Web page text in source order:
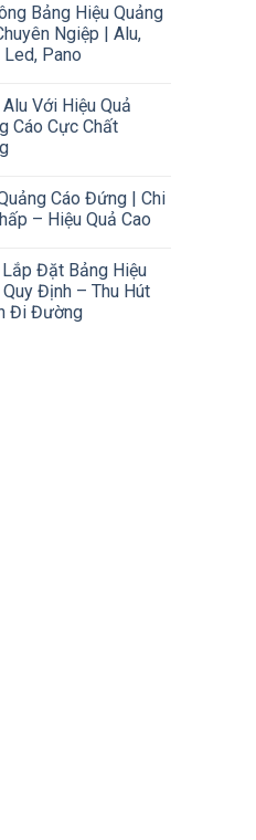
Bảng Hiệu Quảng
Ngiệp | Alu,
Led, Pano
Với Hiệu Quả
Cáo Cực Chất
Cáo Đứng | Chi
– Hiệu Quả Cao
Đặt Bảng Hiệu
Định – Thu Hút
Đi Đường